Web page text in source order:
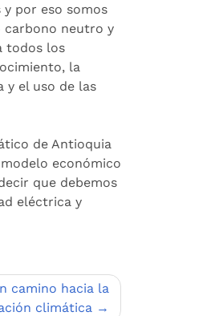
por eso somos
carbono neutro y
todos los
la
y el uso de las
de Antioquia
económico
que debemos
eléctrica y
camino hacia la
climática